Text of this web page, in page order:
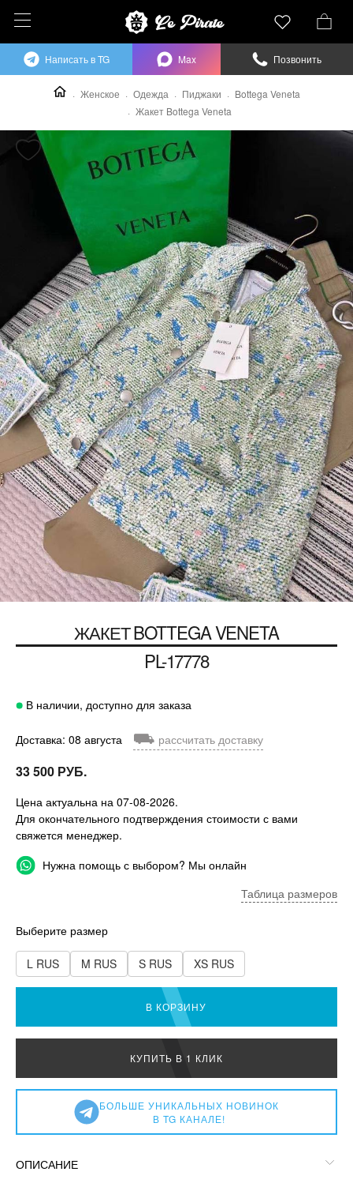
Женское Одежда Пиджаки
Bottega Veneta
Жакет Bottega Veneta
ЖАКЕТBOTTEGA VENETA
PL-17778
В наличии, доступно для заказа
Доставка: 08 августа ⛟ рассчитать доставку
33 500 РУБ.
Цена актуальна на 07-08-2026.
Для окончательного подтверждения стоимости с вами
свяжется менеджер.
Нужна помощь с выбором? Мы онлайн
Таблица размеров
Выберите размер
L RUS M RUS S RUS XS RUS
В КОРЗИНУ
КУПИТЬ В 1 КЛИК
БОЛЬШЕ УНИКАЛЬНЫХ НОВИНОК
В TG КАНАЛЕ!
ОПИСАНИЕ
Написать в TG Max Позвонить